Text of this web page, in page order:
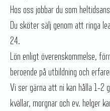
Hos oss jobbar du som
Du sköter sälj genom att ringa
24.
Lön enligt överenskommelse,
beroende på utbildning och
Vi ser gärna att ni kan hålla 1-2
kvällar, morgnar och ev. helger